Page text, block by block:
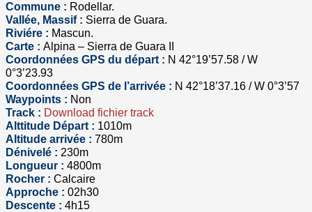
Commune : Rodellar.
Vallée, Massif : Sierra de Guara.
Riviére : Mascun.
Carte : Alpina – Sierra de Guara II
Coordonnées GPS du départ : N 42°19’57.58 / W
0°3’23.93
Coordonnées GPS de l’arrivée : N 42°18’37.16 / W 0°3’57
Waypoints : Non
Track : Download fichier track
Alttitude Départ : 1010m
Altitude arrivée : 780m
Dénivelé : 230m
Longueur : 4800m
Rocher : Calcaire
Approche : 02h30
Descente : 4h15